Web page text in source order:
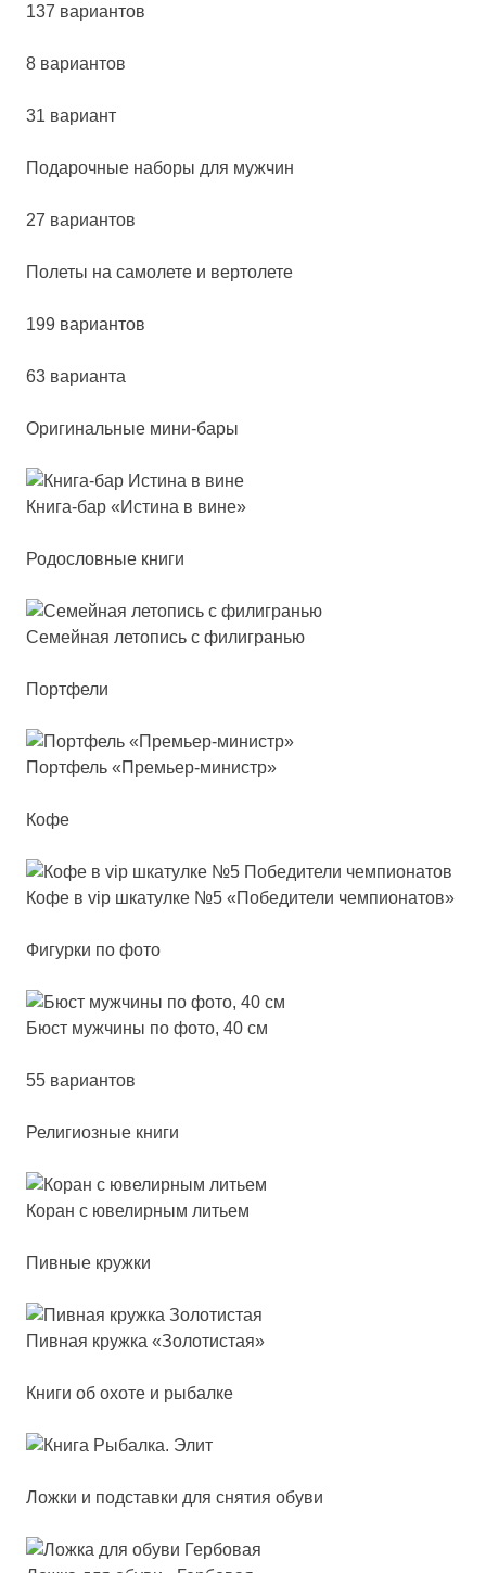
137 вариантов
8 вариантов
31 вариант
Пода­роч­ные на­бо­ры для муж­чин
27 вариантов
Поле­ты на са­мо­ле­те и вер­то­ле­те
199 вариантов
63 варианта
Оригинальные мини-бары
Кни­га-бар «Исти­на в ви­не»
Родословные книги
Семей­ная ле­то­пись с фи­лиг­ранью
Портфели
Пор­тфель «Премь­ер-ми­нистр»
Кофе
Кофе в vip шка­тул­ке №5 «Побе­ди­те­ли чем­пи­она­тов»
Фигурки по фото
Бюст муж­чи­ны по фо­то, 40 см
55 вариантов
Религиозные книги
Коран с юве­лир­ным лить­ем
Пивные кружки
Пив­ная круж­ка «Золо­тис­тая»
Книги об охоте и рыбалке
Ложки и подставки для снятия обуви